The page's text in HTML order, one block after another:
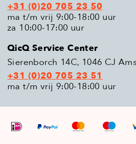
+31 (0)20 705 23 50
ma t/m vrij 9:00-18:00 uur
za 10:00-17:00 uur
QicQ Service Center
Sierenborch 14C, 1046 CJ
+31 (0)20 705 23 51
ma t/m vrij 9:00-18:00 uur